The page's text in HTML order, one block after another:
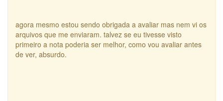
agora mesmo estou sendo obrigada a avaliar mas nem vi os
arquivos que me enviaram. talvez se eu tivesse visto
primeiro a nota poderia ser melhor, como vou avaliar antes
de ver, absurdo.